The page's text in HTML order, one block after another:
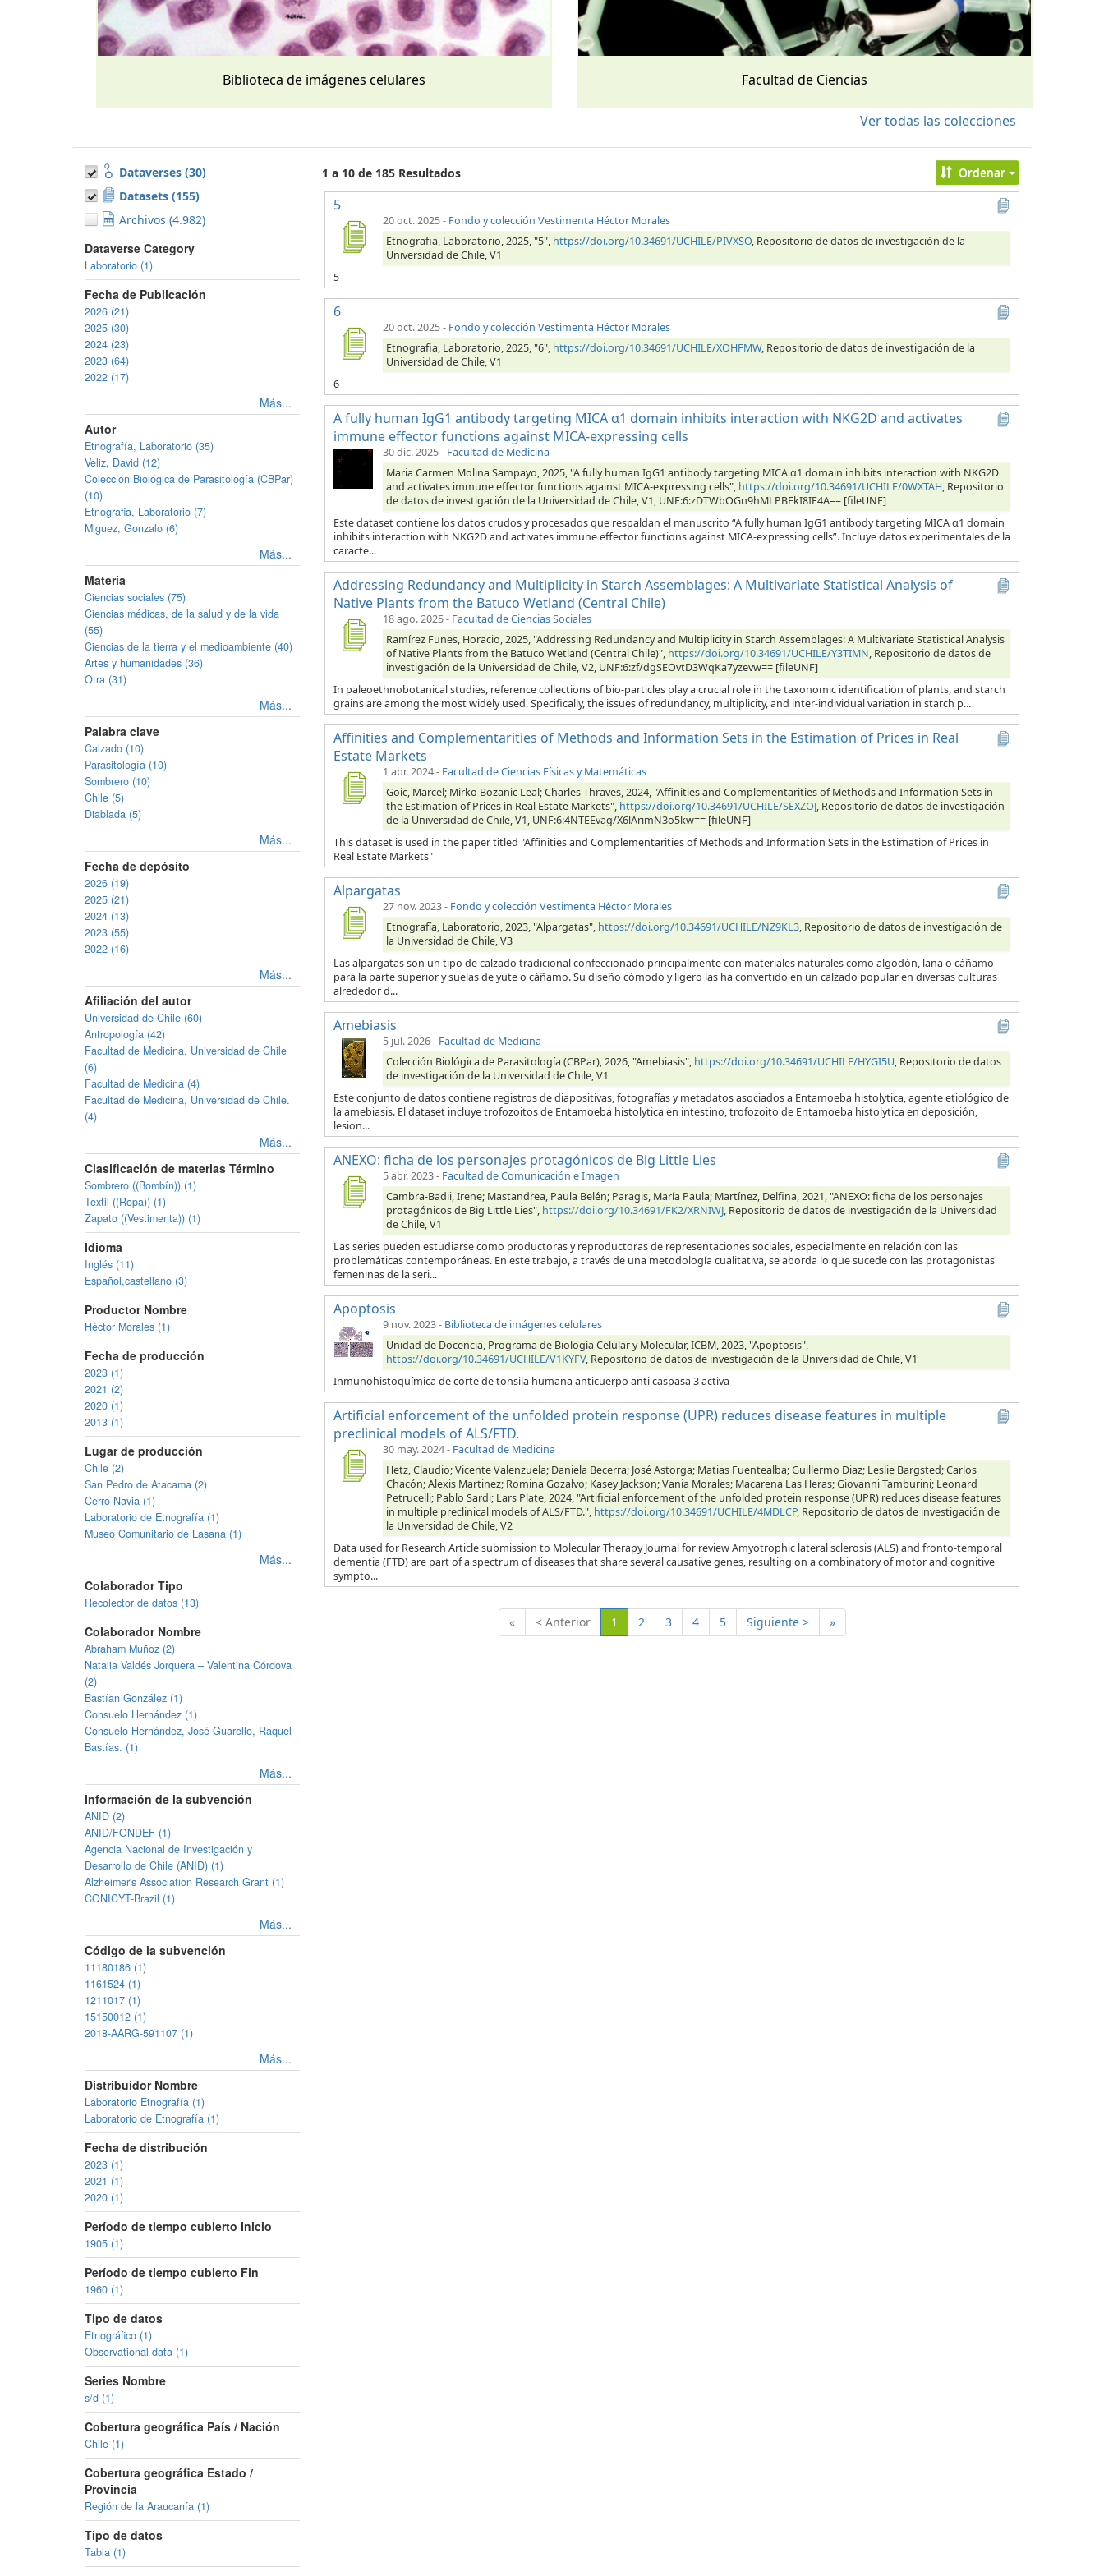
Biblioteca de imágenes celulares Facultad de Ciencias
Ver todas las colecciones
Dataverses (30)
Datasets (155)
Archivos (4.982)
Dataverse Category
Laboratorio (1)
Fecha de Publicación
2026 (21)
2025 (30)
2024 (23)
2023 (64)
2022 (17)
Más...
Autor
Etnografía, Laboratorio (35)
Veliz, David (12)
Colección Biológica de Parasitología (CBPar)
(10)
Etnografia, Laboratorio (7)
Miguez, Gonzalo (6)
Más...
Materia
Ciencias sociales (75)
Ciencias médicas, de la salud y de la vida
(55)
Ciencias de la tierra y el medioambiente (40)
Artes y humanidades (36)
Otra (31)
Más...
Palabra clave
Calzado (10)
Parasitología (10)
Sombrero (10)
Chile (5)
Diablada (5)
Más...
Fecha de depósito
2026 (19)
2025 (21)
2024 (13)
2023 (55)
2022 (16)
Más...
Afiliación del autor
Universidad de Chile (60)
Antropología (42)
Facultad de Medicina, Universidad de Chile
(6)
Facultad de Medicina (4)
Facultad de Medicina, Universidad de Chile.
(4)
Más...
Clasificación de materias Término
Sombrero ((Bombín)) (1)
Textil ((Ropa)) (1)
Zapato ((Vestimenta)) (1)
Idioma
Inglés (11)
Español,castellano (3)
Productor Nombre
Héctor Morales (1)
Fecha de producción
2023 (1)
2021 (2)
2020 (1)
2013 (1)
Lugar de producción
Chile (2)
San Pedro de Atacama (2)
Cerro Navia (1)
Laboratorio de Etnografía (1)
Museo Comunitario de Lasana (1)
Más...
Colaborador Tipo
Recolector de datos (13)
Colaborador Nombre
Abraham Muñoz (2)
Natalia Valdés Jorquera – Valentina Córdova
(2)
Bastían González (1)
Consuelo Hernández (1)
Consuelo Hernández, José Guarello, Raquel
Bastías. (1)
Más...
Información de la subvención
ANID (2)
ANID/FONDEF (1)
Agencia Nacional de Investigación y
Desarrollo de Chile (ANID) (1)
Alzheimer's Association Research Grant (1)
CONICYT-Brazil (1)
Más...
Código de la subvención
11180186 (1)
1161524 (1)
1211017 (1)
15150012 (1)
2018-AARG-591107 (1)
Más...
Distribuidor Nombre
Laboratorio Etnografía (1)
Laboratorio de Etnografía (1)
Fecha de distribución
2023 (1)
2021 (1)
2020 (1)
Período de tiempo cubierto Inicio
1905 (1)
Período de tiempo cubierto Fin
1960 (1)
Tipo de datos
Etnográfico (1)
Observational data (1)
Series Nombre
s/d (1)
Cobertura geográfica País / Nación
Chile (1)
Cobertura geográfica Estado /
Provincia
Región de la Araucanía (1)
Tipo de datos
Tabla (1)
1 a 10 de 185 Resultados Ordenar
5
20 oct. 2025- Fondo y colección Vestimenta Héctor Morales
Etnografia, Laboratorio, 2025, "5", https://doi.org/10.34691/UCHILE/PIVXSO, Repositorio de datos de investigación de la
Universidad de Chile, V1
5
6
20 oct. 2025- Fondo y colección Vestimenta Héctor Morales
Etnografia, Laboratorio, 2025, "6", https://doi.org/10.34691/UCHILE/XOHFMW, Repositorio de datos de investigación de la
Universidad de Chile, V1
6
A fully human IgG1 antibody targeting MICA α1 domain inhibits interaction with NKG2D and activates
immune effector functions against MICA-expressing cells
30 dic. 2025- Facultad de Medicina
Maria Carmen Molina Sampayo, 2025, "A fully human IgG1 antibody targeting MICA α1 domain inhibits interaction with NKG2D
and activates immune effector functions against MICA-expressing cells", https://doi.org/10.34691/UCHILE/0WXTAH, Repositorio
de datos de investigación de la Universidad de Chile, V1, UNF:6:zDTWbOGn9hMLPBEkI8IF4A== [fileUNF]
Este dataset contiene los datos crudos y procesados que respaldan el manuscrito “A fully human IgG1 antibody targeting MICA α1 domain
inhibits interaction with NKG2D and activates immune effector functions against MICA-expressing cells”. Incluye datos experimentales de la
caracte...
Addressing Redundancy and Multiplicity in Starch Assemblages: A Multivariate Statistical Analysis of
Native Plants from the Batuco Wetland (Central Chile)
18 ago. 2025- Facultad de Ciencias Sociales
Ramírez Funes, Horacio, 2025, "Addressing Redundancy and Multiplicity in Starch Assemblages: A Multivariate Statistical Analysis
of Native Plants from the Batuco Wetland (Central Chile)", https://doi.org/10.34691/UCHILE/Y3TIMN, Repositorio de datos de
investigación de la Universidad de Chile, V2, UNF:6:zf/dgSEOvtD3WqKa7yzevw== [fileUNF]
In paleoethnobotanical studies, reference collections of bio-particles play a crucial role in the taxonomic identification of plants, and starch
grains are among the most widely used. Specifically, the issues of redundancy, multiplicity, and inter-individual variation in starch p...
Affinities and Complementarities of Methods and Information Sets in the Estimation of Prices in Real
Estate Markets
1 abr. 2024- Facultad de Ciencias Físicas y Matemáticas
Goic, Marcel; Mirko Bozanic Leal; Charles Thraves, 2024, "Affinities and Complementarities of Methods and Information Sets in
the Estimation of Prices in Real Estate Markets", https://doi.org/10.34691/UCHILE/SEXZOJ, Repositorio de datos de investigación
de la Universidad de Chile, V1, UNF:6:4NTEEvag/X6lArimN3o5kw== [fileUNF]
This dataset is used in the paper titled "Affinities and Complementarities of Methods and Information Sets in the Estimation of Prices in
Real Estate Markets"
Alpargatas
27 nov. 2023- Fondo y colección Vestimenta Héctor Morales
Etnografía, Laboratorio, 2023, "Alpargatas", https://doi.org/10.34691/UCHILE/NZ9KL3, Repositorio de datos de investigación de
la Universidad de Chile, V3
Las alpargatas son un tipo de calzado tradicional confeccionado principalmente con materiales naturales como algodón, lana o cáñamo
para la parte superior y suelas de yute o cáñamo. Su diseño cómodo y ligero las ha convertido en un calzado popular en diversas culturas
alrededor d...
Amebiasis
5 jul. 2026- Facultad de Medicina
Colección Biológica de Parasitología (CBPar), 2026, "Amebiasis", https://doi.org/10.34691/UCHILE/HYGI5U, Repositorio de datos
de investigación de la Universidad de Chile, V1
Este conjunto de datos contiene registros de diapositivas, fotografías y metadatos asociados a Entamoeba histolytica, agente etiológico de
la amebiasis. El dataset incluye trofozoitos de Entamoeba histolytica en intestino, trofozoito de Entamoeba histolytica en deposición,
lesion...
ANEXO: ficha de los personajes protagónicos de Big Little Lies
5 abr. 2023- Facultad de Comunicación e Imagen
Cambra-Badii, Irene; Mastandrea, Paula Belén; Paragis, María Paula; Martínez, Delfina, 2021, "ANEXO: ficha de los personajes
protagónicos de Big Little Lies", https://doi.org/10.34691/FK2/XRNIWJ, Repositorio de datos de investigación de la Universidad
de Chile, V1
Las series pueden estudiarse como productoras y reproductoras de representaciones sociales, especialmente en relación con las
problemáticas contemporáneas. En este trabajo, a través de una metodología cualitativa, se aborda lo que sucede con las protagonistas
femeninas de la seri...
Apoptosis
9 nov. 2023- Biblioteca de imágenes celulares
Unidad de Docencia, Programa de Biología Celular y Molecular, ICBM, 2023, "Apoptosis",
https://doi.org/10.34691/UCHILE/V1KYFV, Repositorio de datos de investigación de la Universidad de Chile, V1
Inmunohistoquímica de corte de tonsila humana anticuerpo anti caspasa 3 activa
Artificial enforcement of the unfolded protein response (UPR) reduces disease features in multiple
preclinical models of ALS/FTD.
30 may. 2024- Facultad de Medicina
Hetz, Claudio; Vicente Valenzuela; Daniela Becerra; José Astorga; Matias Fuentealba; Guillermo Diaz; Leslie Bargsted; Carlos
Chacón; Alexis Martinez; Romina Gozalvo; Kasey Jackson; Vania Morales; Macarena Las Heras; Giovanni Tamburini; Leonard
Petrucelli; Pablo Sardi; Lars Plate, 2024, "Artificial enforcement of the unfolded protein response (UPR) reduces disease features
in multiple preclinical models of ALS/FTD.", https://doi.org/10.34691/UCHILE/4MDLCP, Repositorio de datos de investigación de
la Universidad de Chile, V2
Data used for Research Article submission to Molecular Therapy Journal for review Amyotrophic lateral sclerosis (ALS) and fronto-temporal
dementia (FTD) are part of a spectrum of diseases that share several causative genes, resulting on a combinatory of motor and cognitive
sympto...
« < Anterior 1 (Actual)
2 3 4 5 Siguiente > »